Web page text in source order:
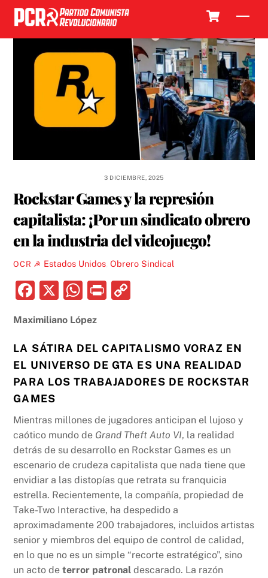
Skip
content
3 DICIEMBRE, 2025
Rockstar Games y la represión
capitalista: ¡Por un sindicato obrero
en la industria del videojuego!
OCR ☭ Estados Unidos, Obrero Sindical
F
c
e
b
o
o
k
X
W
at
s
A
p
P
y
Li
n
Maximiliano López
LA SÁTIRA DEL CAPITALISMO VORAZ EN
EL UNIVERSO DE GTA ES UNA REALIDAD
PARA LOS TRABAJADORES DE ROCKSTAR
GAMES
Mientras millones de jugadores anticipan el lujoso y
caótico mundo de Grand Theft Auto VI, la realidad
detrás de su desarrollo en Rockstar Games es un
escenario de crudeza capitalista que nada tiene que
envidiar a las distopías que retrata su franquicia
estrella. Recientemente, la compañía, propiedad de
Take-Two Interactive, ha despedido a
aproximadamente 200 trabajadores, incluidos artistas
senior y miembros del equipo de control de calidad,
en lo que no es un simple “recorte estratégico”, sino
un acto deterror patronal descarado. La razón